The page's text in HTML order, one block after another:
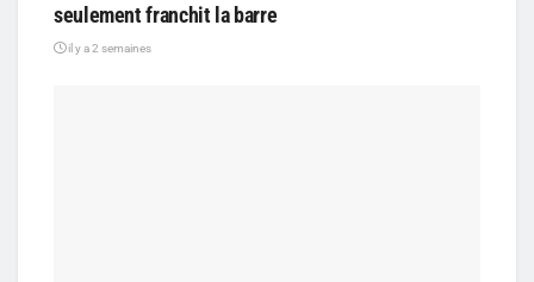
seulement franchit la barre
il y a 2 semaines